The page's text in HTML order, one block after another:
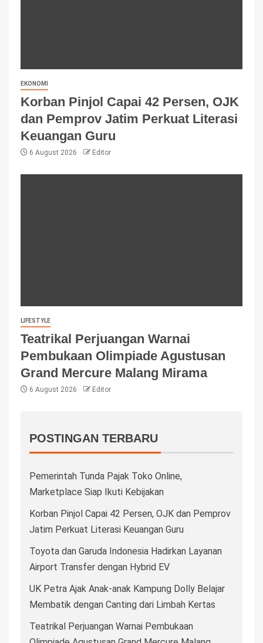
EKONOMI
Korban Pinjol Capai 42 Persen, OJK
dan Pemprov Jatim Perkuat Literasi
Keuangan Guru
6 August 2026 Editor
LIFESTYLE
Teatrikal Perjuangan Warnai
Pembukaan Olimpiade Agustusan
Grand Mercure Malang Mirama
6 August 2026 Editor
POSTINGAN TERBARU
Pemerintah Tunda Pajak Toko Online,
Marketplace Siap Ikuti Kebijakan
Korban Pinjol Capai 42 Persen, OJK dan Pemprov
Jatim Perkuat Literasi Keuangan Guru
Toyota dan Garuda Indonesia Hadirkan Layanan
Airport Transfer dengan Hybrid EV
UK Petra Ajak Anak-anak Kampung Dolly Belajar
Membatik dengan Canting dari Limbah Kertas
Teatrikal Perjuangan Warnai Pembukaan